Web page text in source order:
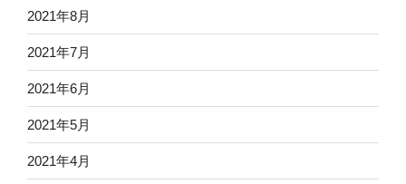
2021年8月
2021年7月
2021年6月
2021年5月
2021年4月